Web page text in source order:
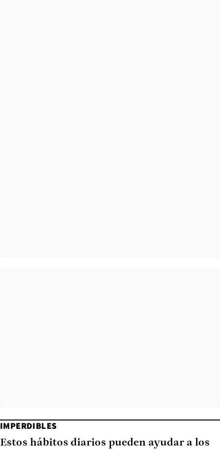
IMPERDIBLES
Estos hábitos diarios pueden ayudar a los